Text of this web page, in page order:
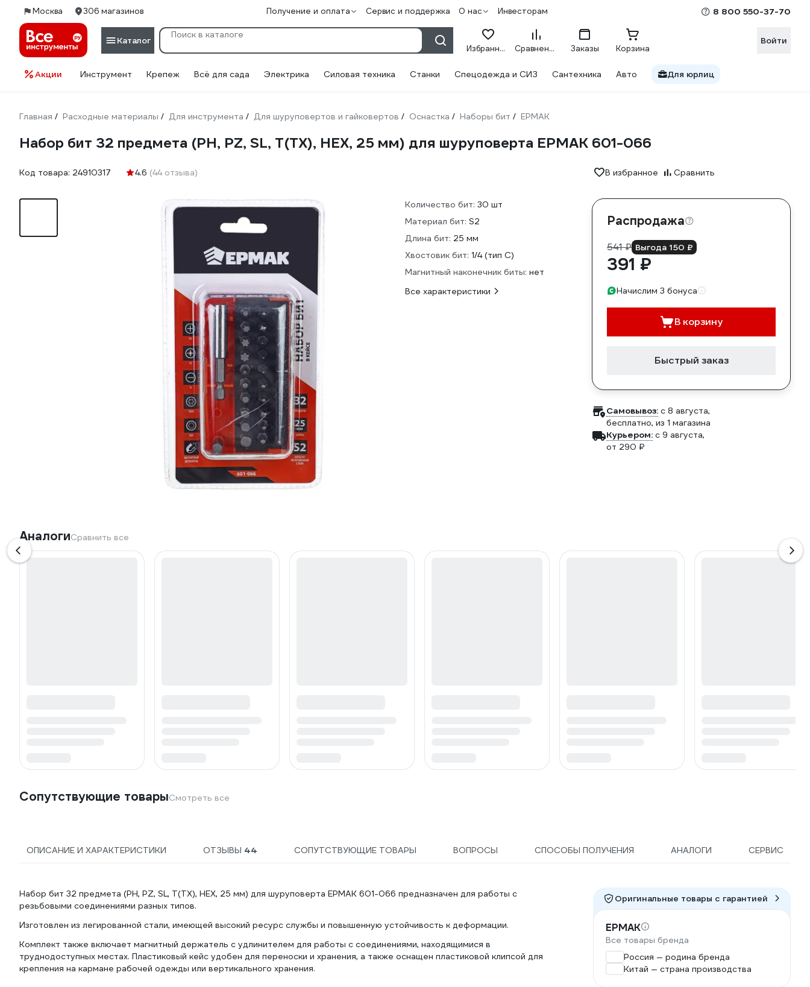
Москва 306 магазинов Получение и оплата Сервис и поддержка О нас Инвесторам 8 800 550-37-70
Каталог
Избранное Сравнение Заказы Корзина
Войти
Акции Инструмент Крепеж Всё для сада Электрика Силовая техника Станки Спецодежда и СИЗ Сантехника Авто Для юрлиц
Главная / Расходные материалы / Для инструмента / Для шуруповертов и гайковертов / Оснастка / Наборы бит / ЕРМАК
Набор бит 32 предмета (PH, PZ, SL, T(TX), HEX, 25 мм) для шуруповерта ЕРМАК 601-066
Код товара: 24910317 4.6 (44 отзыва) В избранное Сравнить
Количество бит: 30 шт
Материал бит: S2
Длина бит: 25 мм
Хвостовик бит: 1/4 (тип С)
Магнитный наконечник биты: нет
Все характеристики
Распродажа
541 ₽ Выгода 150 ₽
391 ₽
Начислим 3 бонуса
В корзину
Быстрый заказ
Самовывоз: c 8 августа,
бесплатно, из 1 магазина
Курьером: c 9 августа,
от 290 ₽
АналогиСравнить все
Сопутствующие товарыСмотреть все
ОПИСАНИЕ И ХАРАКТЕРИСТИКИ ОТЗЫВЫ 44 СОПУТСТВУЮЩИЕ ТОВАРЫ ВОПРОСЫ СПОСОБЫ ПОЛУЧЕНИЯ АНАЛОГИ СЕРВИС
Набор бит 32 предмета (PH, PZ, SL, T(TX), HEX, 25 мм) для шуруповерта ЕРМАК 601-066 предназначен для работы с
резьбовыми соединениями разных типов.
Изготовлен из легированной стали, имеющей высокий ресурс службы и повышенную устойчивость к деформации.
Комплект также включает магнитный держатель с удлинителем для работы с соединениями, находящимися в
труднодоступных местах. Пластиковый кейс удобен для переноски и хранения, а также оснащен пластиковой клипсой для
крепления на кармане рабочей одежды или вертикального хранения.
Оригинальные товары c гарантией
ЕРМАК
Все товары бренда
Россия — родина бренда
Китай — страна производства